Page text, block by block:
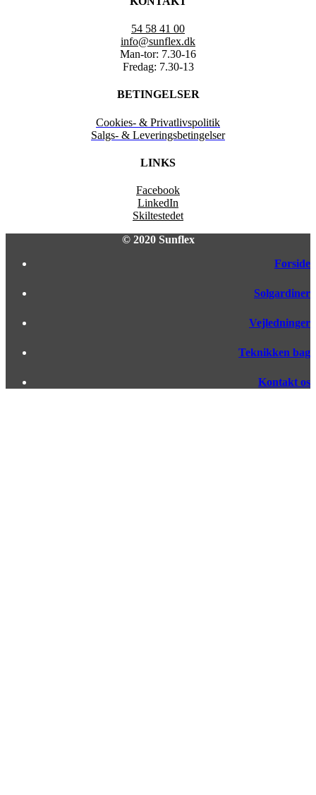
54 58 41 00
info@sunflex.dk
Man-tor: 7.30-16
Fredag: 7.30-13
BETINGELSER
Cookies- & Privatlivspolitik
Salgs- & Leveringsbetingelser
LINKS
Facebook
LinkedIn
Skiltestedet
© 2020 Sunflex
Forside
Solgardiner
Vejledninger
Teknikken bag
Kontakt os